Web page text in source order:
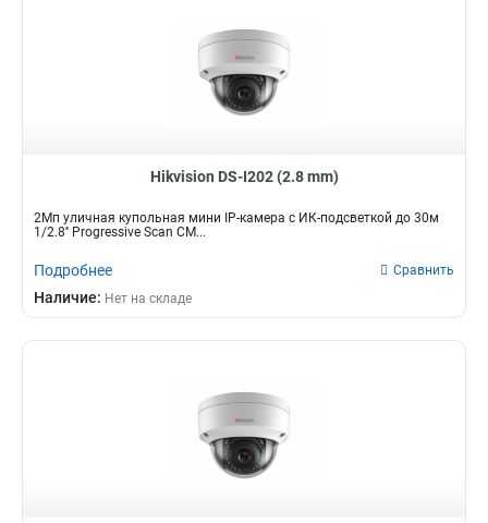
Hikvision DS-I202 (2.8 mm)
2Мп уличная купольная мини IP-камера с ИК-подсветкой до 30м
1/2.8'' Progressive Scan CM...
Подробнее Сравнить
Наличие: Нет на складе